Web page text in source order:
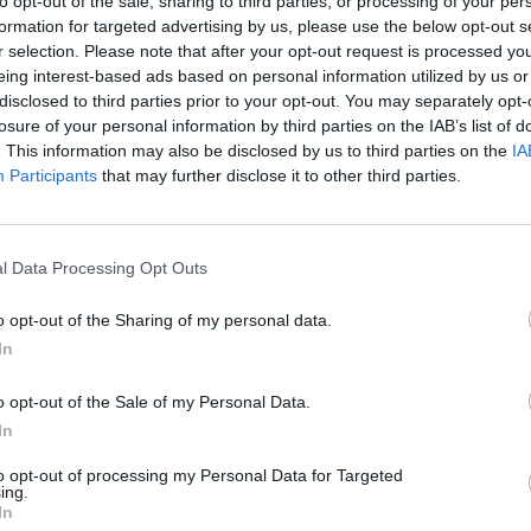
for targeted advertising by us, please use the below opt-out
selection. Please note that after your opt-out request is processed
interest-based ads based on personal information utilized by us
to third parties prior to your opt-out. You may separately
of your personal information by third parties on the IAB’s list of
This information may also be disclosed by us to third parties on the
Participants that may further disclose it to other third parties.
Data Processing Opt Outs
opt-out of the Sharing of my personal data.
opt-out of the Sale of my Personal Data.
opt-out of processing my Personal Data for Targeted
con el tirón de la canción que une a la